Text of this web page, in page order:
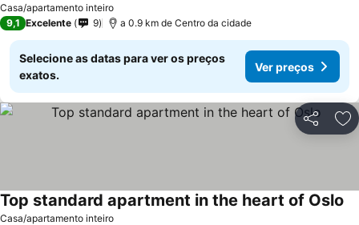
Casa/apartamento inteiro
9,1 Excelente 9 a 0.9 km de Centro da cidade
Selecione as datas para ver os preços
exatos.
Ver preços
Partilhar
Casa/apartamento inteiro
Top standard apartment in the heart of Oslo